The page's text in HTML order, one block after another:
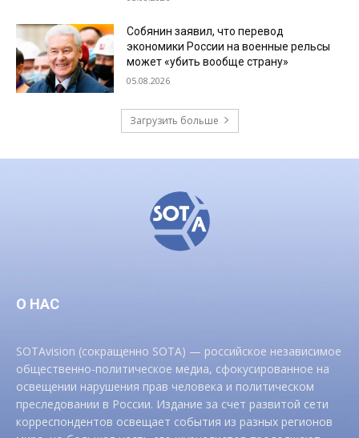
Собянин заявил, что перевод
экономики России на военные рельсы
может «убить вообще страну»
05.08.2026
Загрузить больше
О НАС
SOTAvision (сокращенно SOTA) — российское независимое
общественно-политическое медиа, сфокусированное на
освещении нарушения прав человека и политическом
преследовании в России. Издание за счет развитой сети
корреспондентов освещает события из разных регионов